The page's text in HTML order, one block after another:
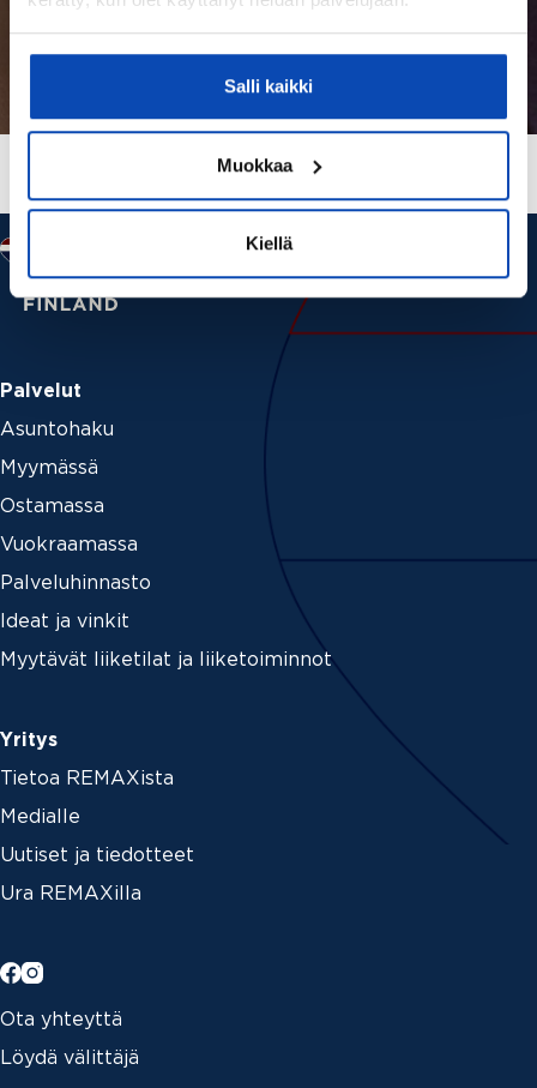
Salli kaikki
Muokkaa
Kiellä
Palvelut
Asuntohaku
Myymässä
Ostamassa
Vuokraamassa
Palveluhinnasto
Ideat ja vinkit
Myytävät liiketilat ja liiketoiminnot
Yritys
Tietoa REMAXista
Medialle
Uutiset ja tiedotteet
Ura REMAXilla
Ota yhteyttä
Löydä välittäjä